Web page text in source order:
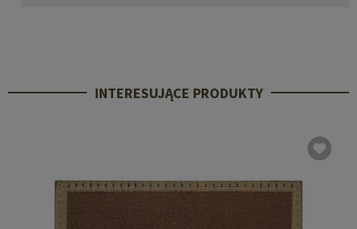
INTERESUJĄCE PRODUKTY